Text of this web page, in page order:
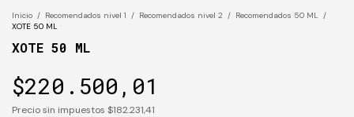
Inicio / Recomendados nivel 1 / Recomendados nivel 2 / Recomendados 50 ML /
XOTE 50 ML
XOTE 50 ML
$220.500,01
Precio sin impuestos $182.231,41